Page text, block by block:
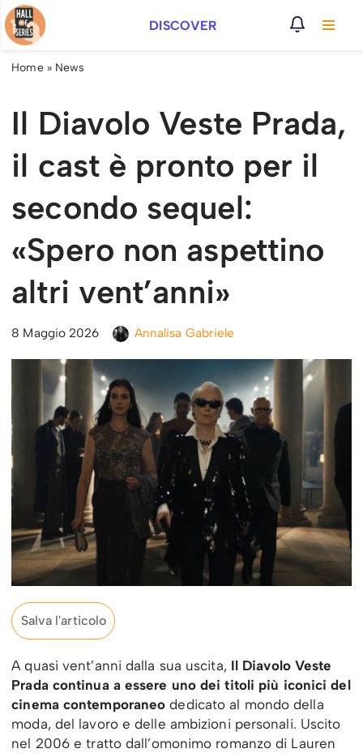
Vai
al
DISCOVER
Home» News
Il Diavolo Veste Prada,
il cast è pronto per il
secondo sequel:
«Spero non aspettino
altri vent’anni»
8 Maggio 2026 Annalisa Gabriele
Salva l'articolo
A quasi vent’anni dalla sua uscita,Il Diavolo Veste
Prada continua a essere uno dei titoli più iconici del
cinema contemporaneo dedicato al mondo della
moda, del lavoro e delle ambizioni personali. Uscito
nel 2006 e tratto dall’omonimo romanzo di Lauren